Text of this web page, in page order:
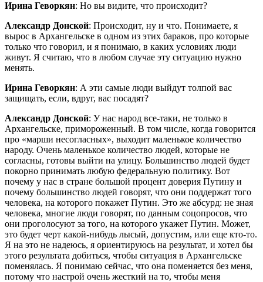
Ирина Геворкян: Но вы видите, что происходит?
Александр Донской: Происходит, ну и что. Понимаете, я
вырос в Архангельске в одном из этих бараков, про которые
только что говорил, и я понимаю, в каких условиях люди
живут. Я считаю, что в любом случае эту ситуацию нужно
менять.
Ирина Геворкян: А эти самые люди выйдут толпой вас
защищать, если, вдруг, вас посадят?
Александр Донской: У нас народ все-таки, не только в
Архангельске, примороженный. В том числе, когда говорится
про «марши несогласных», выходит маленькое количество
народу. Очень маленькое количество людей, которые не
согласны, готовы выйти на улицу. Большинство людей будет
покорно принимать любую федеральную политику. Вот
почему у нас в стране большой процент доверия Путину и
почему большинство людей говорят, что они поддержат того
человека, на которого покажет Путин. Это же абсурд: не зная
человека, многие люди говорят, по данным соцопросов, что
они проголосуют за того, на которого укажет Путин. Может,
это будет черт какой-нибудь лысый, допустим, или еще кто-то.
Я на это не надеюсь, я ориентируюсь на результат, и хотел бы
этого результата добиться, чтобы ситуация в Архангельске
поменялась. Я понимаю сейчас, что она поменяется без меня,
потому что настрой очень жесткий на то, чтобы меня